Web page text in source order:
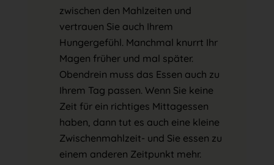
zwischen den Mahlzeiten und
vertrauen Sie auch Ihrem
Hungergefühl. Manchmal knurrt Ihr
Magen früher und mal später.
Obendrein muss das Essen auch zu
Ihrem Tag passen. Wenn Sie keine
Zeit für ein richtiges Mittagessen
haben, dann tut es auch eine kleine
Zwischenmahlzeit- und Sie essen zu
einem anderen Zeitpunkt mehr.